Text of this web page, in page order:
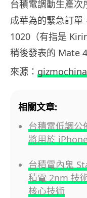
台積電調動生產
成華為的緊急訂
1020（有指是
稍後發表的 Mate
來源： gizmochina
相關文章:
台積電低調公
將用於
台積電內鬼
積電 2nm 技
核心技術